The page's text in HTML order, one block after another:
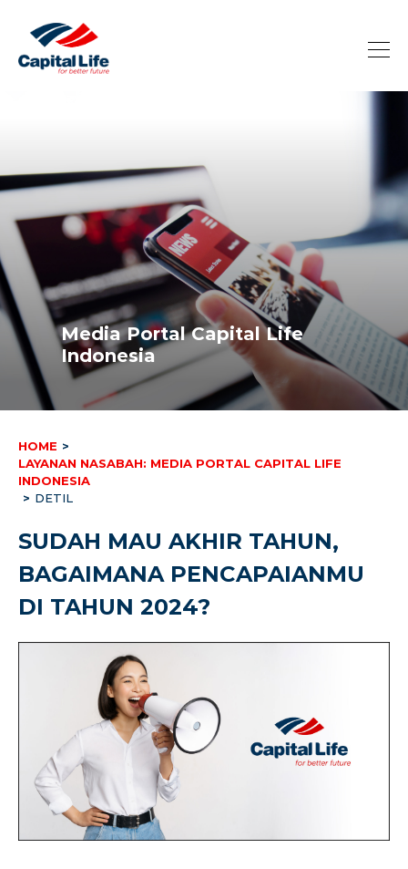
Media Portal Capital Life
Indonesia
HOME >
LAYANAN NASABAH: MEDIA PORTAL CAPITAL LIFE
INDONESIA
> DETIL
SUDAH MAU AKHIR TAHUN,
BAGAIMANA PENCAPAIANMU
DI TAHUN 2024?